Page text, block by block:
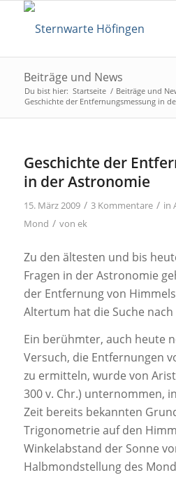
Beiträge und News
Du bist hier: Startseite / Beiträge und
Geschichte der Entfernungsmessung in
Geschichte der
in der Astronomie
15. März 2009 / 3 Kommentare / in
Mond / von ek
Zu den ältesten und bis
Fragen in der Astronomie
der Entfernung von
Altertum hat die Suche
Ein berühmter, auch heute
Versuch, die Entfernungen
zu ermitteln, wurde von
300 v. Chr.) unternommen,
Zeit bereits bekannten
Trigonometrie auf den
Winkelabstand der Sonne
Halbmondstellung des